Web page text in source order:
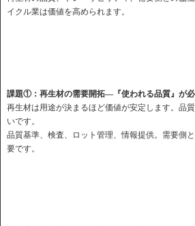
イクル業は価値を高められます。
課題①：再生材の需要開拓—『使われる品質』が
再生材は用途が決まるほど価値が安定します。品
いです。
品質基準、検査、ロット管理、情報提供。需要側
要です。